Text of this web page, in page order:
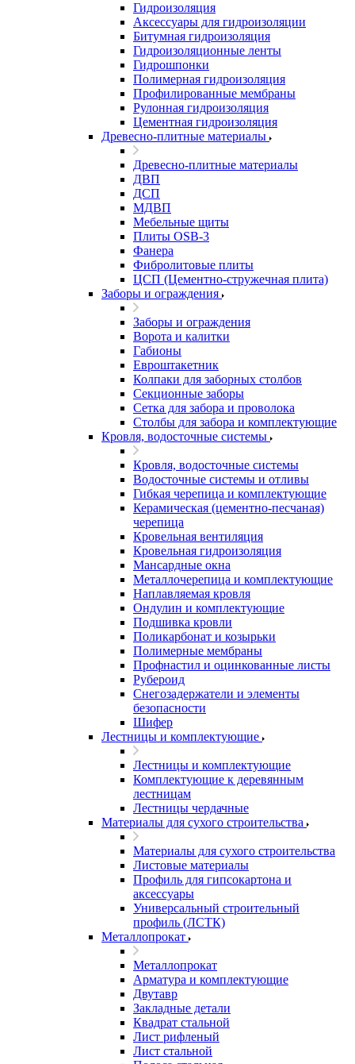
Гидроизоляция
Аксессуары для гидроизоляции
Битумная гидроизоляция
Гидроизоляционные ленты
Гидрошпонки
Полимерная гидроизоляция
Профилированные мембраны
Рулонная гидроизоляция
Цементная гидроизоляция
Древесно-плитные материалы
Древесно-плитные материалы
ДВП
ДСП
МДВП
Мебельные щиты
Плиты OSB-3
Фанера
Фибролитовые плиты
ЦСП (Цементно-стружечная плита)
Заборы и ограждения
Заборы и ограждения
Ворота и калитки
Габионы
Евроштакетник
Колпаки для заборных столбов
Секционные заборы
Сетка для забора и проволока
Столбы для забора и комплектующие
Кровля, водосточные системы
Кровля, водосточные системы
Водосточные системы и отливы
Гибкая черепица и комплектующие
Керамическая (цементно-песчаная)
черепица
Кровельная вентиляция
Кровельная гидроизоляция
Мансардные окна
Металлочерепица и комплектующие
Наплавляемая кровля
Ондулин и комплектующие
Подшивка кровли
Поликарбонат и козырьки
Полимерные мембраны
Профнастил и оцинкованные листы
Рубероид
Снегозадержатели и элементы
безопасности
Шифер
Лестницы и комплектующие
Лестницы и комплектующие
Комплектующие к деревянным
лестницам
Лестницы чердачные
Материалы для сухого строительства
Материалы для сухого строительства
Листовые материалы
Профиль для гипсокартона и
аксессуары
Универсальный строительный
профиль (ЛСТК)
Металлопрокат
Металлопрокат
Арматура и комплектующие
Двутавр
Закладные детали
Квадрат стальной
Лист рифленый
Лист стальной